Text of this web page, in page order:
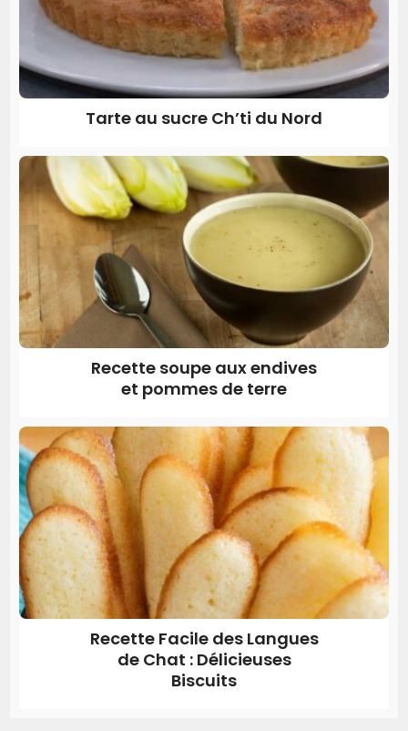
Tarte au sucre Ch’ti du Nord
Recette soupe aux endives
et pommes de terre
Recette Facile des Langues
de Chat : Délicieuses
Biscuits